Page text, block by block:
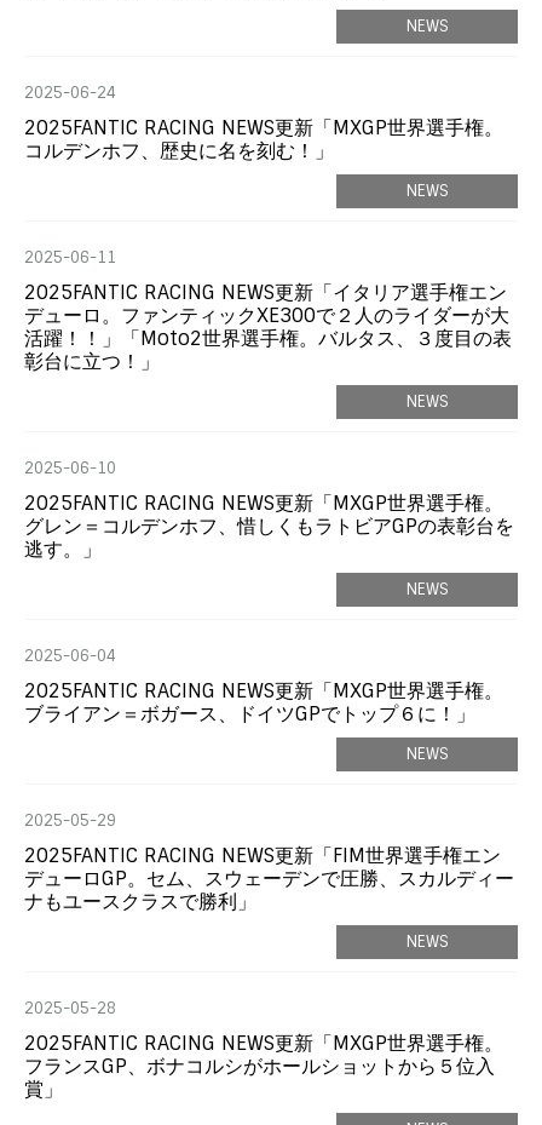
NEWS
2025-06-24
2025FANTIC RACING NEWS更新「MXGP世界選手権。
コルデンホフ、歴史に名を刻む！」
NEWS
2025-06-11
2025FANTIC RACING NEWS更新「イタリア選手権エン
デューロ。ファンティックXE300で２人のライダーが大
活躍！！」「Moto2世界選手権。バルタス、３度目の表
彰台に立つ！」
NEWS
2025-06-10
2025FANTIC RACING NEWS更新「MXGP世界選手権。
グレン＝コルデンホフ、惜しくもラトビアGPの表彰台を
逃す。」
NEWS
2025-06-04
2025FANTIC RACING NEWS更新「MXGP世界選手権。
ブライアン＝ボガース、ドイツGPでトップ６に！」
NEWS
2025-05-29
2025FANTIC RACING NEWS更新「FIM世界選手権エン
デューロGP。セム、スウェーデンで圧勝、スカルディー
ナもユースクラスで勝利」
NEWS
2025-05-28
2025FANTIC RACING NEWS更新「MXGP世界選手権。
フランスGP、ボナコルシがホールショットから５位入
賞」